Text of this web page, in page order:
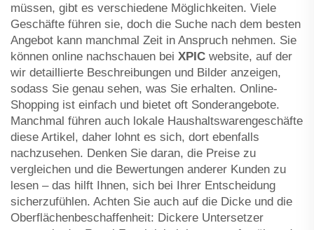
müssen, gibt es verschiedene Möglichkeiten. Viele
Geschäfte führen sie, doch die Suche nach dem besten
Angebot kann manchmal Zeit in Anspruch nehmen. Sie
können online nachschauen bei XPIC website, auf der
wir detaillierte Beschreibungen und Bilder anzeigen,
sodass Sie genau sehen, was Sie erhalten. Online-
Shopping ist einfach und bietet oft Sonderangebote.
Manchmal führen auch lokale Haushaltswarengeschäfte
diese Artikel, daher lohnt es sich, dort ebenfalls
nachzusehen. Denken Sie daran, die Preise zu
vergleichen und die Bewertungen anderer Kunden zu
lesen – das hilft Ihnen, sich bei Ihrer Entscheidung
sicherzufühlen. Achten Sie auch auf die Dicke und die
Oberflächenbeschaffenheit: Dickere Untersetzer